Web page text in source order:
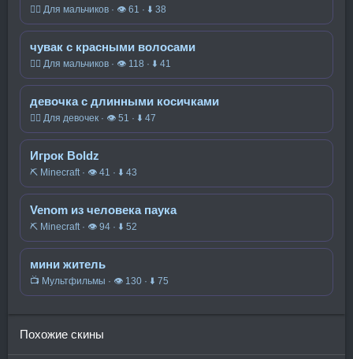
🧍‍♂️ Для мальчиков · 👁 61 · ⬇ 38
чувак с красными волосами
🧍‍♂️ Для мальчиков · 👁 118 · ⬇ 41
девочка с длинными косичками
🧍‍♀️ Для девочек · 👁 51 · ⬇ 47
Игрок Boldz
⛏️ Minecraft · 👁 41 · ⬇ 43
Venom из человека паука
⛏️ Minecraft · 👁 94 · ⬇ 52
мини житель
📺 Мультфильмы · 👁 130 · ⬇ 75
Похожие скины